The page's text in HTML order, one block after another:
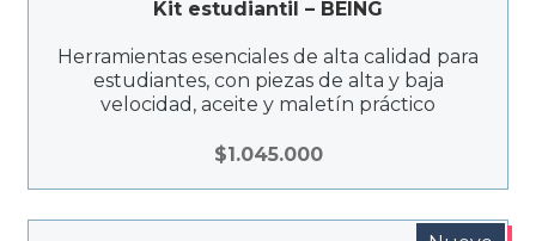
Kit estudiantil – BEING
Herramientas esenciales de alta calidad para
estudiantes, con piezas de alta y baja
velocidad, aceite y maletín práctico
$1.045.000